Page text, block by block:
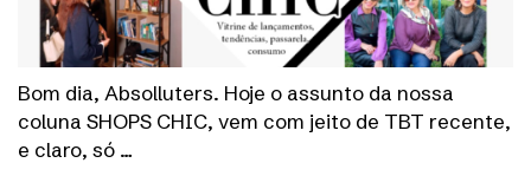
Bom dia, Absolluters. Hoje o assunto da nossa
coluna SHOPS CHIC, vem com jeito de TBT recente,
e claro, só …